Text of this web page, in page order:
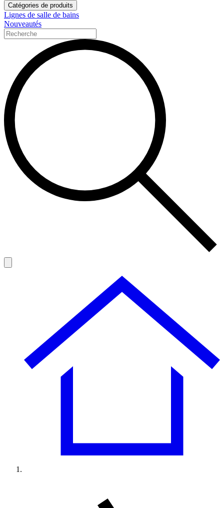
Catégories de produits
Lignes de salle de bains
Nouveautés